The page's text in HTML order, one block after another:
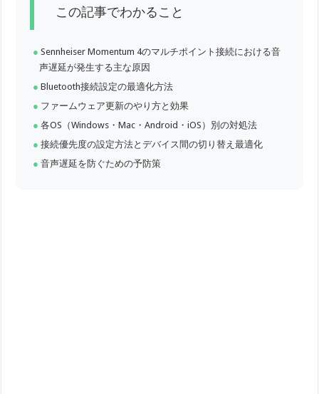
この記事でわかること
Sennheiser Momentum 4のマルチポイント接続における音
声遅延が発生する主な原因
Bluetooth接続設定の最適化方法
ファームウェア更新のやり方と効果
各OS（Windows・Mac・Android・iOS）別の対処法
接続優先度の設定方法とデバイス間の切り替え最適化
音声遅延を防ぐための予防策